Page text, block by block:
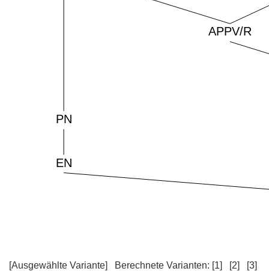
[Ausgewählte Variante] Berechnete Varianten: [1] [2]
[3]